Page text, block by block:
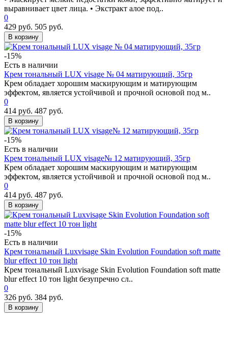
выравнивает цвет лица. • Экстракт алое под..
0
429 руб. 505 руб.
В корзину
-15%
Есть в наличии
Крем тональный LUX visage № 04 матирующий, 35гр
Крем обладает хорошим маскирующим и матирующим
эффектом, является устойчивой и прочной основой под м..
0
414 руб. 487 руб.
В корзину
-15%
Есть в наличии
Крем тональный LUX visage№ 12 матирующий, 35гр
Крем обладает хорошим маскирующим и матирующим
эффектом, является устойчивой и прочной основой под м..
0
414 руб. 487 руб.
В корзину
-15%
Есть в наличии
Крем тональный Luxvisage Skin Evolution Foundation soft matte
blur effect 10 тон light
Крем тональный Luxvisage Skin Evolution Foundation soft matte
blur effect 10 тон light безупречно сл..
0
326 руб. 384 руб.
В корзину